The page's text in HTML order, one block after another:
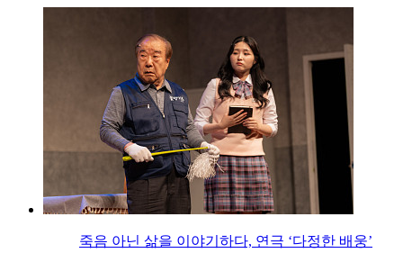
죽음 아닌 삶을 이야기하다, 연극 ‘다정한 배웅’